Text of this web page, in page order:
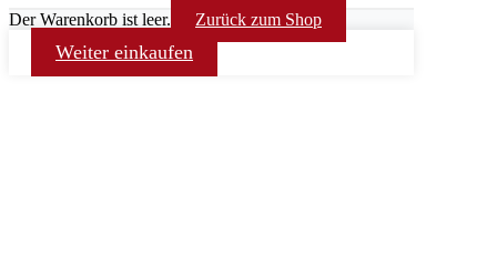
Der Warenkorb ist leer. Zurück zum Shop
Weiter einkaufen